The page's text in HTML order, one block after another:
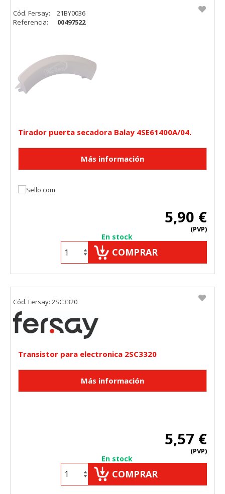
Tirador puerta secadora Balay 4SE61400A/04.
5,90 €
(PVP)
En stock
COMPRAR
Cód. Fersay:
21BY0036
Referencia:
00497522
Transistor para electronica 2SC3320
5,57 €
(PVP)
En stock
COMPRAR
Cód. Fersay: 2SC3320